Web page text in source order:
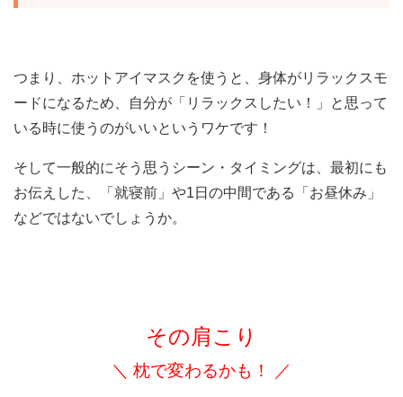
つまり、ホットアイマスクを使うと、身体がリラックスモ
ードになるため、自分が「リラックスしたい！」と思って
いる時に使うのがいいというワケです！
そして一般的にそう思うシーン・タイミングは、最初にも
お伝えした、「就寝前」や1日の中間である「お昼休み」
などではないでしょうか。
その肩こり
＼ 枕で変わるかも！ ／